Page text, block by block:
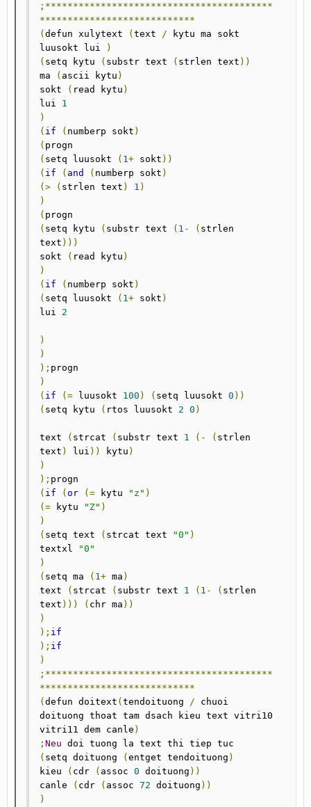
;*****************************************
****************************
( defun xulytext ( text / kytu ma sokt
luusokt lui
)
( setq kytu ( substr text ( strlen text ))
ma
( ascii kytu )
sokt
( read kytu )
lui 1
)
( if ( numberp sokt )
(
( setq luusokt ( 1+ sokt ))
( if ( and ( numberp sokt )
(>
( strlen text ) 1 )
)
(
( setq kytu ( substr text ( 1 - ( strlen
text )))
sokt
( read kytu )
)
( if ( numberp sokt )
( setq luusokt ( 1+ sokt )
lui 2
)
)
);
)
( if (= luusokt 100 ) ( setq luusokt 0 ))
( setq kytu ( rtos luusokt 2 0 )
text ( strcat ( substr text 1 (- ( strlen
text ) lui )) kytu )
)
);
( if ( or (= kytu "z" )
(= kytu "Z" )
)
( setq text ( strcat text "0" )
textxl
"0"
)
( setq ma ( 1+ ma )
text
( strcat ( substr text 1 ( 1 - ( strlen
text ))) ( chr ma ))
)
); if
); if
)
;*****************************************
****************************
( defun doitext ( tendoituong / chuoi
doituong thoat tam dsach kieu text vitri10
vitri11 dem canle )
; Neu
( setq doituong ( entget tendoituong )
kieu
( cdr ( assoc 0 doituong ))
canle
( cdr ( assoc 72 doituong ))
)